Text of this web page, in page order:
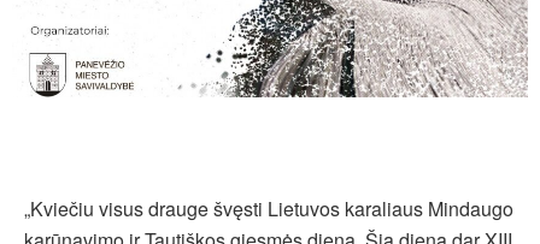
„Kviečiu visus drauge švęsti Lietuvos karaliaus Mindaugo